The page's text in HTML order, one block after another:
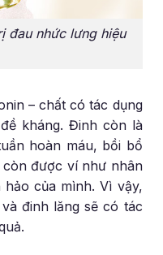
đau nhức lưng hiệu
– chất có tác dụng
kháng. Đinh còn là
hoàn máu, bồi bổ
được ví như nhân
của mình. Vì vậy,
đinh lăng sẽ có tác